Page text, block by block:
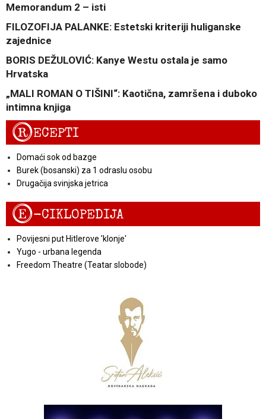
Memorandum 2 – isti
FILOZOFIJA PALANKE: Estetski kriteriji huliganske
zajednice
BORIS DEŽULOVIĆ: Kanye Westu ostala je samo
Hrvatska
„MALI ROMAN O TIŠINI“: Kaotična, zamršena i duboko
intimna knjiga
RECEPTI
Domaći sok od bazge
Burek (bosanski) za 1 odraslu osobu
Drugačija svinjska jetrica
E-CIKLOPEDIJA
Povijesni put Hitlerove 'klonje'
Yugo - urbana legenda
Freedom Theatre (Teatar slobode)